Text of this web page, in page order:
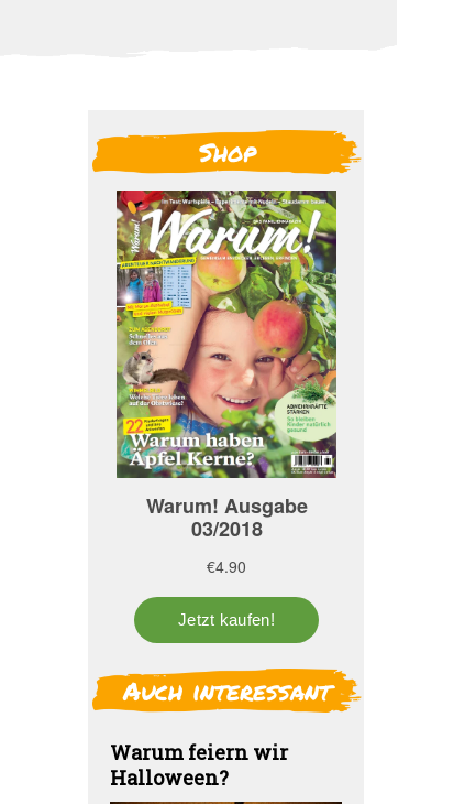
Shop
Auch interessant
Warum feiern wir
Halloween?